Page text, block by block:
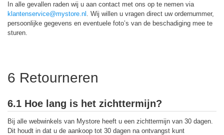
In alle gevallen raden wij u aan contact met ons op te nemen via
klantenservice@mystore.nl . Wij willen u vragen direct uw ordernummer,
persoonlijke gegevens en eventuele foto’s van de beschadiging mee te
sturen.
6 Retourneren
6.1 Hoe lang is het zichttermijn?
Bij alle webwinkels van Mystore heeft u een zichttermijn van 30 dagen.
Dit houdt in dat u de aankoop tot 30 dagen na ontvangst kunt